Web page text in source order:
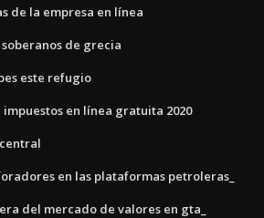
de la empresa en línea
de grecia
este refugio
en línea gratuita 2020
en las plataformas petroleras_
del mercado de valores en gta_